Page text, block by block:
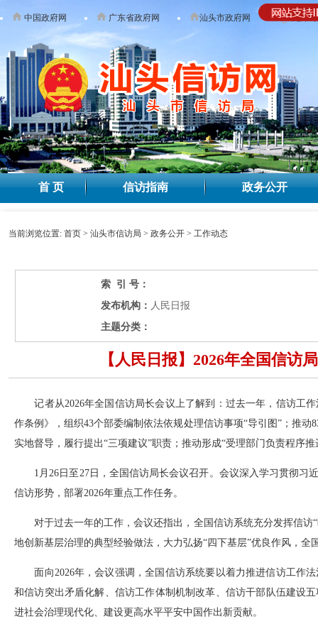
中国政府网 广东省政府网 汕头市政府网 无障
首 页 信访指南 政务公开
当前浏览位置: 首页 > 汕头市信访局 > 政务公开 > 工作动态
索 引 号：
发布机构： 人民日报
主题分类：
【人民日报】2026年全国信访
记者从2026年全国信访局长会议上了解到：过去一年，信访工作
作条例》，组织43个部委编制依法依规处理信访事项“导引图”；推
实地督导，履行提出“三项建议”职责；推动形成“受理部门负责程序
1月26日至27日，全国信访局长会议召开。会议深入学习贯彻习
信访形势，部署2026年重点工作任务。
对于过去一年的工作，会议还指出，全国信访系统充分发挥信访“
地创新基层治理的典型经验做法，大力弘扬“四下基层”优良作风，
面向2026年，会议强调，全国信访系统要以着力推进信访工作法
和信访突出矛盾化解、信访工作体制机制改革、信访干部队伍建设
进社会治理现代化、建设更高水平平安中国作出新贡献。